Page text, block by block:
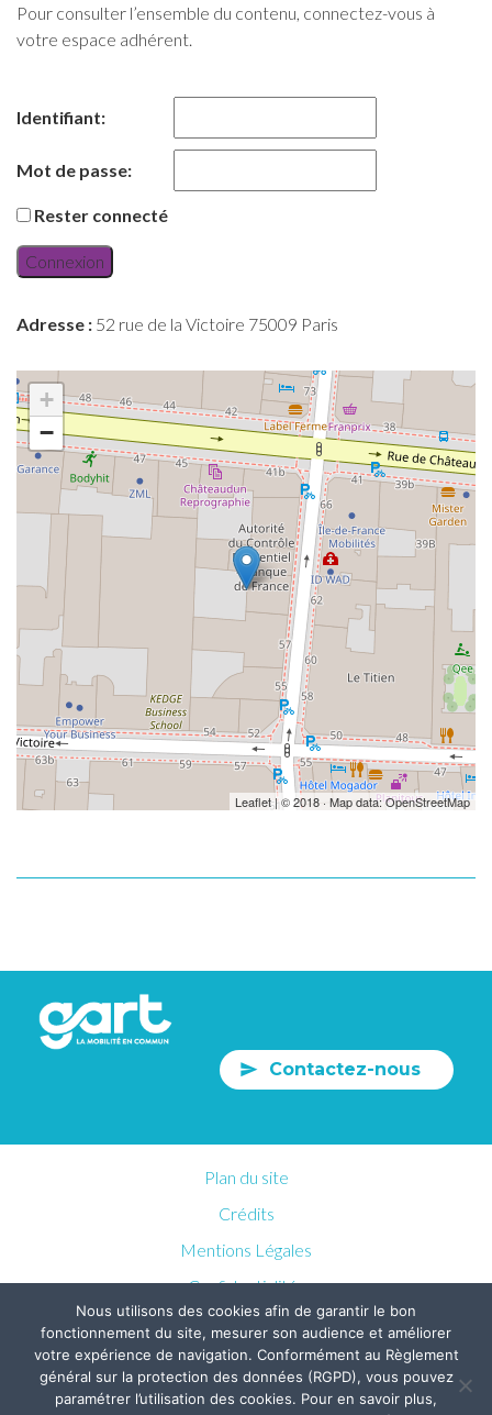
Pour consulter l’ensemble du contenu, connectez-vous à
votre espace adhérent.
Identifiant:
Mot de passe:
Rester connecté
Connexion
Adresse : 52 rue de la Victoire 75009 Paris
+
−
Leaflet| © 2018 · Map data:OpenStreetMap
Contactez-nous
Plan du site
Crédits
Mentions Légales
Confidentialités
Nous utilisons des cookies afin de garantir le bon
fonctionnement du site, mesurer son audience et améliorer
votre expérience de navigation. Conformément au Règlement
général sur la protection des données (RGPD), vous pouvez
paramétrer l’utilisation des cookies. Pour en savoir plus,